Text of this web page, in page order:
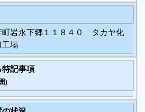
町岩永下郷１１８４０ タカヤ化
場
特記事項
)